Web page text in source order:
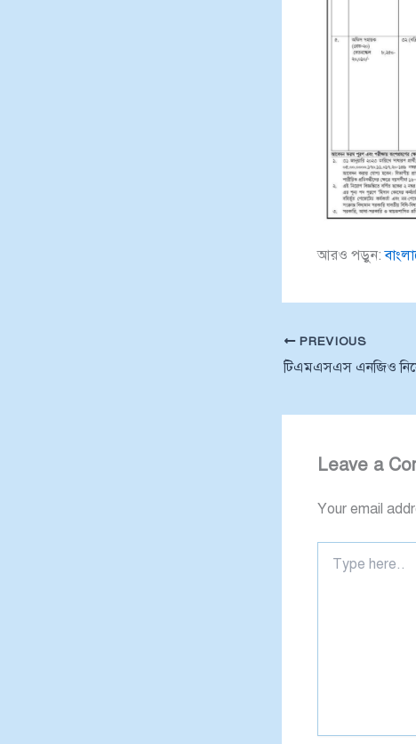
আরও পড়ুন:
PREVIOUS
টিএমএসএস এনজিও
Leave a
Your email
here..